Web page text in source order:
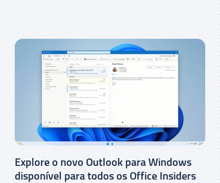
Explore o novo Outlook para Windows
disponível para todos os Office Insiders